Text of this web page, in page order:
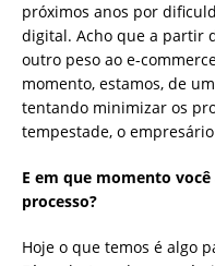
próximos anos por
digital. Acho que a partir
outro peso ao e-
momento, estamos, de
tentando minimizar os
tempestade, o
E em que momento
processo?
Hoje o que temos é algo